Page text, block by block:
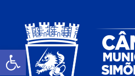
Open toolbar